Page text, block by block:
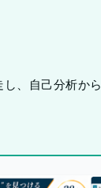
、自己分析から